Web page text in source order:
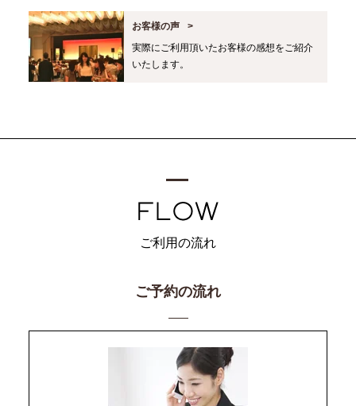
お客様の声
実際にご利用頂いたお客様の感想をご紹介
いたします。
ご利用の流れ
ご予約の流れ